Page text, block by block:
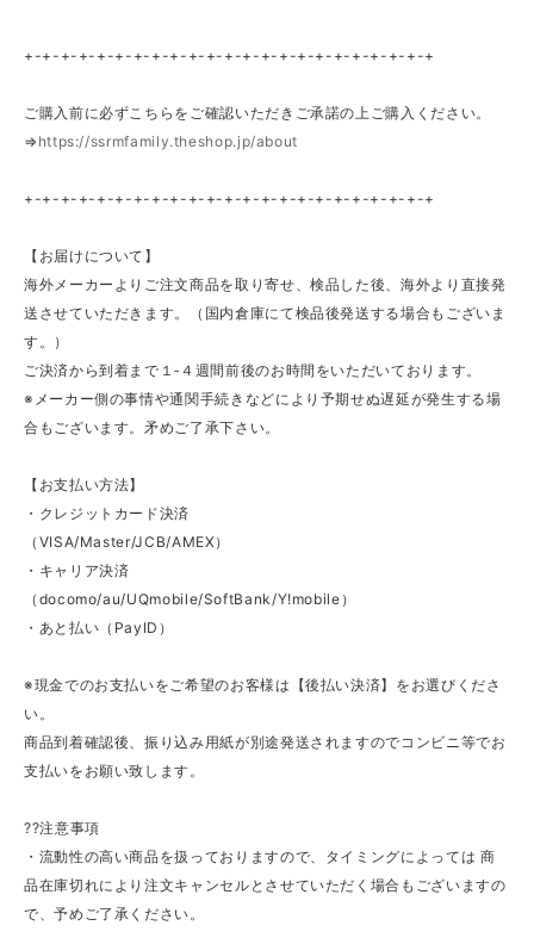
+-+-+-+-+-+-+-+-+-+-+-+-+-+-+-+-+-+-+-+-+-+-+
ご購入前に必ずこちらをご確認いただきご承諾の上ご購入ください。
⇒ https://ssrmfamily.theshop.jp/about
+-+-+-+-+-+-+-+-+-+-+-+-+-+-+-+-+-+-+-+-+-+-+
【お届けについて】
海外メーカーよりご注文商品を取り寄せ、検品した後、海外より直接発
送させていただきます。（国内倉庫にて検品後発送する場合もございま
す。）
ご決済から到着まで１‐４週間前後のお時間をいただいております。
※メーカー側の事情や通関手続きなどにより予期せぬ遅延が発生する場
合もございます。矛めご了承下さい。
【お支払い方法】
・クレジットカード決済
（VISA/Master/JCB/AMEX）
・キャリア決済
（docomo/au/UQmobile/SoftBank/Y!mobile）
・あと払い（PayID）
※現金でのお支払いをご希望のお客様は【後払い決済】をお選びくださ
い。
商品到着確認後、振り込み用紙が別途発送されますのでコンビニ等でお
支払いをお願い致します。
??注意事項
・流動性の高い商品を扱っておりますので、タイミングによっては 商
品在庫切れにより注文キャンセルとさせていただく場合もございますの
で、予めご了承ください。